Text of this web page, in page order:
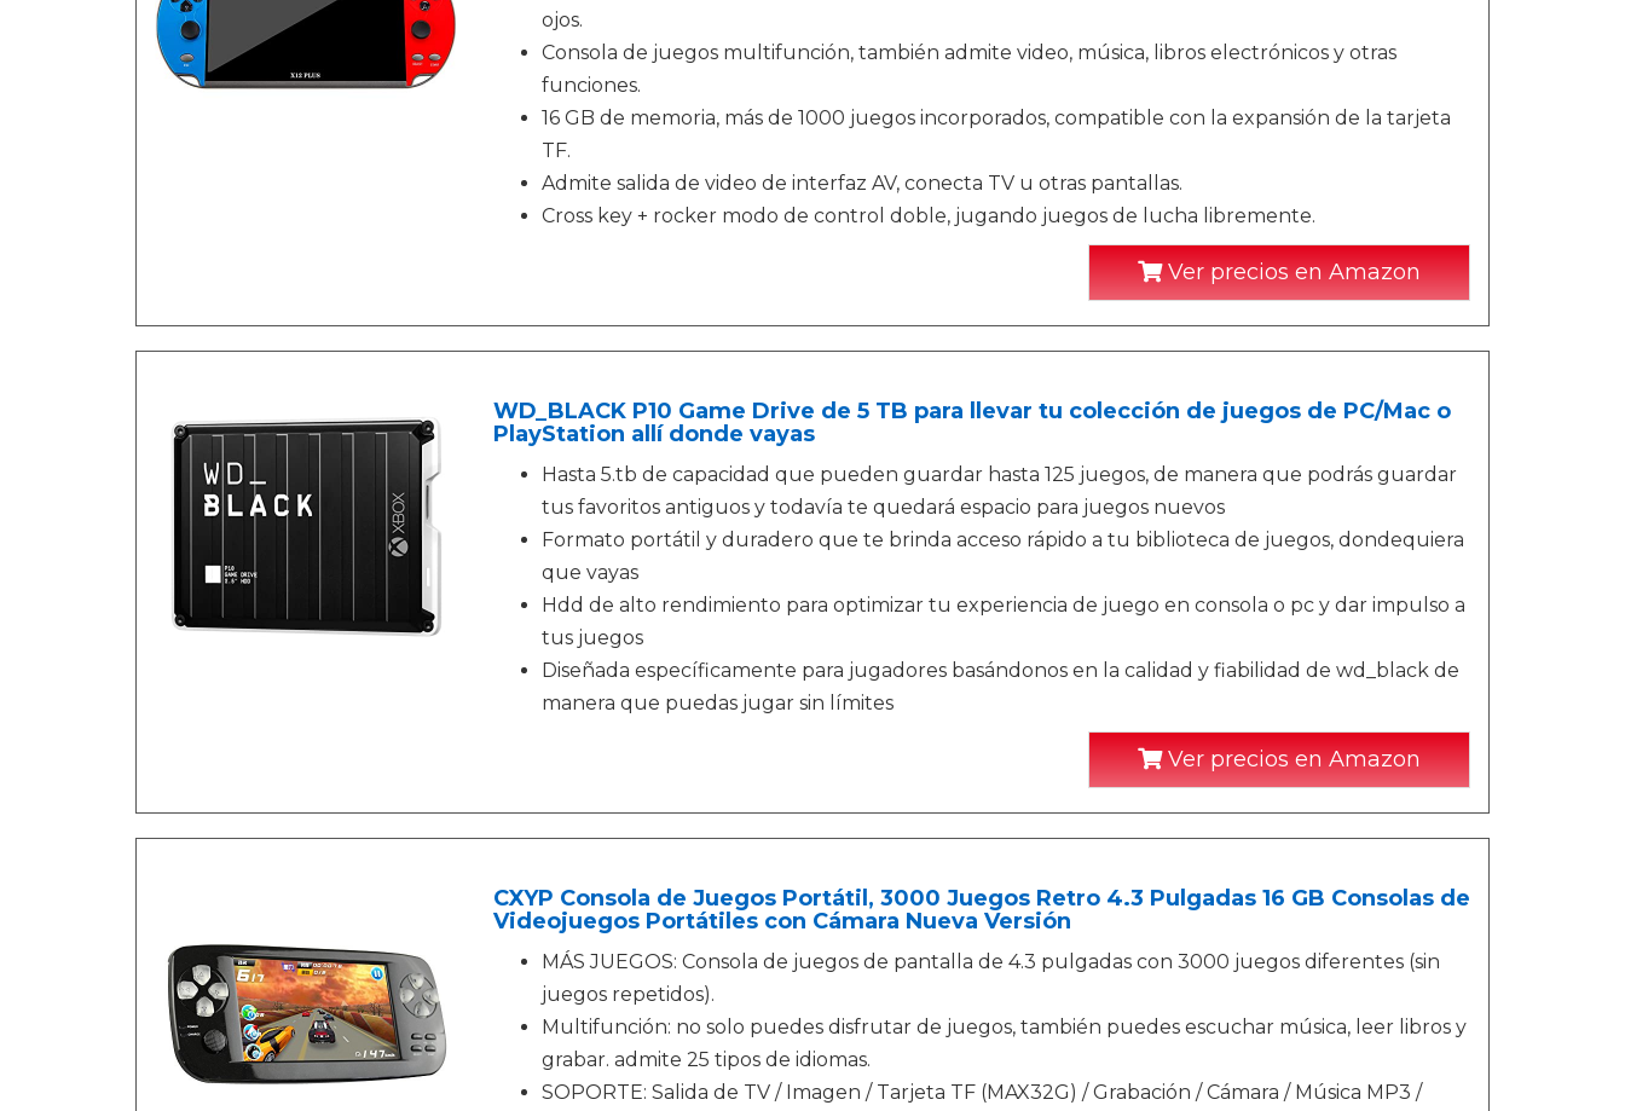
ojos.
Consola de juegos multifunción, también admite video, música, libros electrónicos y otras
funciones.
16 GB de memoria, más de 1000 juegos incorporados, compatible con la expansión de la tarjeta
TF.
Admite salida de video de interfaz AV, conecta TV u otras pantallas.
Cross key + rocker modo de control doble, jugando juegos de lucha libremente.
Ver precios en Amazon
WD_BLACK P10 Game Drive de 5 TB para llevar tu colección de juegos de PC/Mac o
PlayStation allí donde vayas
Hasta 5.tb de capacidad que pueden guardar hasta 125 juegos, de manera que podrás guardar
tus favoritos antiguos y todavía te quedará espacio para juegos nuevos
Formato portátil y duradero que te brinda acceso rápido a tu biblioteca de juegos, dondequiera
que vayas
Hdd de alto rendimiento para optimizar tu experiencia de juego en consola o pc y dar impulso a
tus juegos
Diseñada específicamente para jugadores basándonos en la calidad y fiabilidad de wd_black de
manera que puedas jugar sin límites
Ver precios en Amazon
CXYP Consola de Juegos Portátil, 3000 Juegos Retro 4.3 Pulgadas 16 GB Consolas de
Videojuegos Portátiles con Cámara Nueva Versión
MÁS JUEGOS: Consola de juegos de pantalla de 4.3 pulgadas con 3000 juegos diferentes (sin
juegos repetidos).
Multifunción: no solo puedes disfrutar de juegos, también puedes escuchar música, leer libros y
grabar. admite 25 tipos de idiomas.
SOPORTE: Salida de TV / Imagen / Tarjeta TF (MAX32G) / Grabación / Cámara / Música MP3 /